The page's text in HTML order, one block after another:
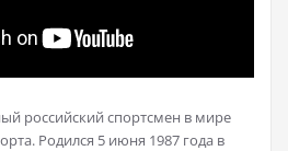
российский спортсмен в мире
Родился 5 июня 1987 года в